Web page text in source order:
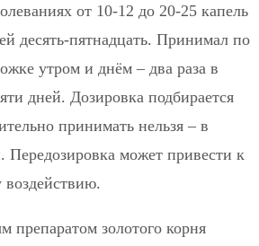
от 10-12 до 20-25 капель
десять-пятнадцать. Принимал по
утром и днём – два раза в
дней. Дозировка подбирается
принимать нельзя – в
Передозировка может привести к
препаратом золотого корня